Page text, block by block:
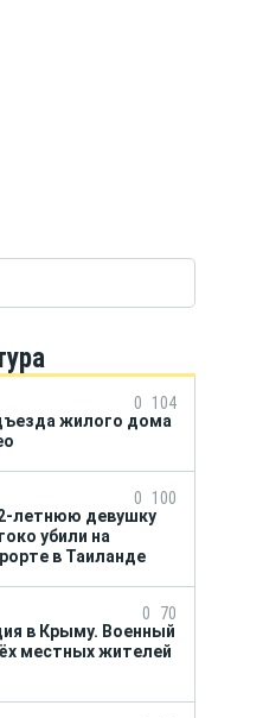
4,9 Популяция
шесть раз
0
104
жилого дома
0
100
летнюю девушку
убили на
в Таиланде
0
70
в Крыму. Военный
местных жителей